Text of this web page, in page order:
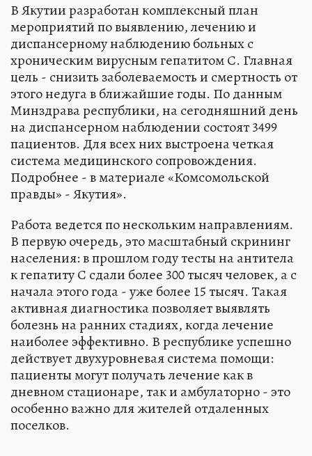
В Якутии разработан комплексный план
мероприятий по выявлению, лечению и
диспансерному наблюдению больных с
хроническим вирусным гепатитом С. Главная
цель - снизить заболеваемость и смертность от
этого недуга в ближайшие годы. По данным
Минздрава республики, на сегодняшний день
на диспансерном наблюдении состоят 3499
пациентов. Для всех них выстроена четкая
система медицинского сопровождения.
Подробнее - в материале «Комсомольской
правды» - Якутия».
Работа ведется по нескольким направлениям.
В первую очередь, это масштабный скрининг
населения: в прошлом году тесты на антитела
к гепатиту С сдали более 300 тысяч человек, а с
начала этого года - уже более 15 тысяч. Такая
активная диагностика позволяет выявлять
болезнь на ранних стадиях, когда лечение
наиболее эффективно. В республике успешно
действует двухуровневая система помощи:
пациенты могут получать лечение как в
дневном стационаре, так и амбулаторно - это
особенно важно для жителей отдаленных
поселков.